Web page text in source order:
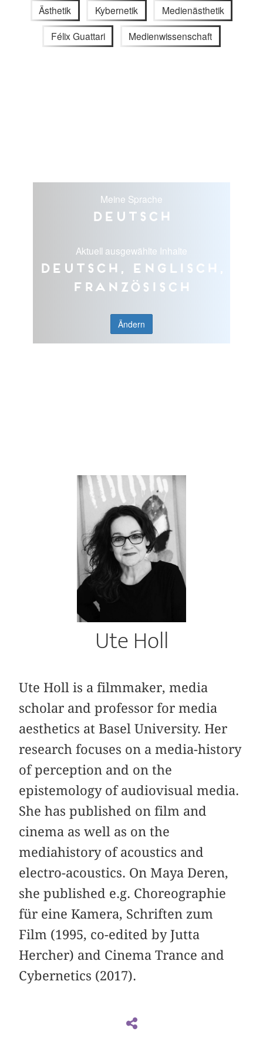
Ästhetik Kybernetik Medienästhetik
Félix Guattari Medienwissenschaft
Meine Sprache
Deutsch
Aktuell ausgewählte Inhalte
Deutsch, Englisch,
Französisch
Ändern
Ute Holl
Ute Holl is a filmmaker, media
scholar and professor for media
aesthetics at Basel University. Her
research focuses on a media-history
of perception and on the
epistemology of audiovisual media.
She has published on film and
cinema as well as on the
mediahistory of acoustics and
electro-acoustics. On Maya Deren,
she published e.g. Choreographie
für eine Kamera, Schriften zum
Film (1995, co-edited by Jutta
Hercher) and Cinema Trance and
Cybernetics (2017).